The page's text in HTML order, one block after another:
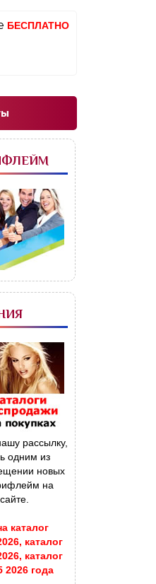
БЕСПЛАТНО
рассылку,
одним из
новых
на
каталог
каталог
каталог
года